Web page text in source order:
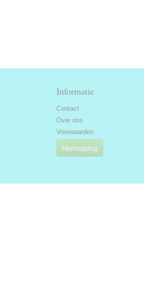
Informatie
Contact
Over ons
Voorwaarden
Herroeping